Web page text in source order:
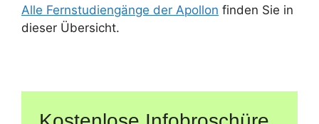
Alle Fernstudiengänge der Apollon finden Sie in
dieser Übersicht.